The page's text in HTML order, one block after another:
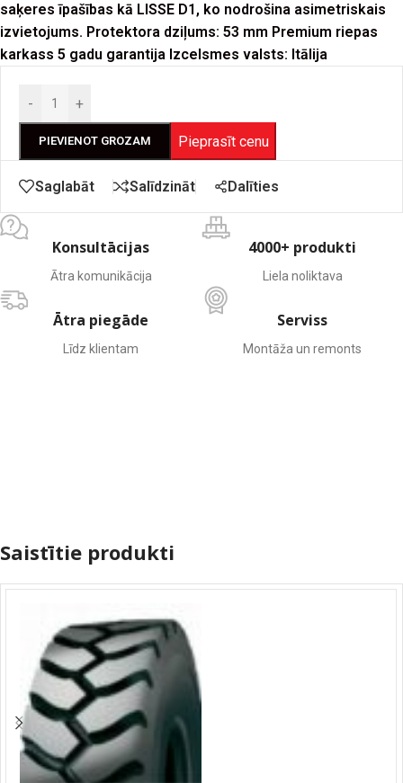
saķeres īpašības kā LISSE D1, ko nodrošina asimetriskais
izvietojums. Protektora dziļums: 53 mm Premium riepas
karkass 5 gadu garantija Izcelsmes valsts: Itālija
- +
PIEVIENOT GROZAM Pieprasīt cenu
Saglabāt Salīdzināt Dalīties
Konsultācijas
Ātra komunikācija
4000+ produkti
Liela noliktava
Ātra piegāde
Līdz klientam
Serviss
Montāža un remonts
Saistītie produkti